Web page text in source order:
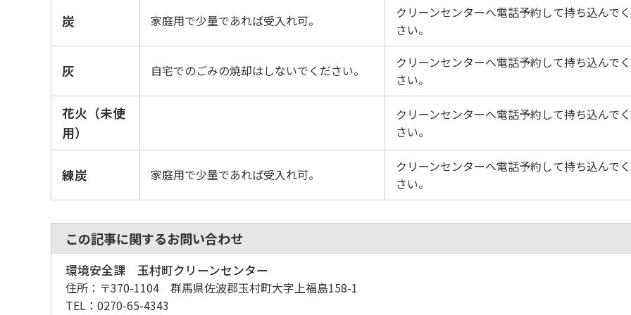
炭 家庭用で少量であれば受入れ可。
クリーンセンターへ電話予約して持ち込んで
さい。
灰 自宅でのごみの焼却はしないでください。
クリーンセンターへ電話予約して持ち込んで
さい。
花火（未使
用）
クリーンセンターへ電話予約して持ち込んで
さい。
練炭 家庭用で少量であれば受入れ可。
クリーンセンターへ電話予約して持ち込んで
さい。
この記事に関するお問い合わせ
環境安全課 玉村町クリーンセンター
住所： 〒370-1104 群馬県佐波郡玉村町大字上福島158-1
TEL： 0270-65-4343